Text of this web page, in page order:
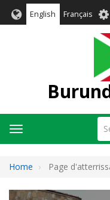
English Français
Toggle
navigation
Home Page